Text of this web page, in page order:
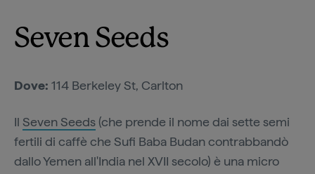
Seven Seeds
Dove: 114 Berkeley St, Carlton
Il Seven Seeds (che prende il nome dai sette semi
fertili di caffè che Sufi Baba Budan contrabbandò
dallo Yemen all'India nel XVII secolo) è una micro